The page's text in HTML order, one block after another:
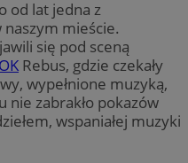
od lat jedna z
mieście.
się pod sceną
Rebus, gdzie czekały
wypełnione muzyką,
nie zabrakło pokazów
wspaniałej muzyki